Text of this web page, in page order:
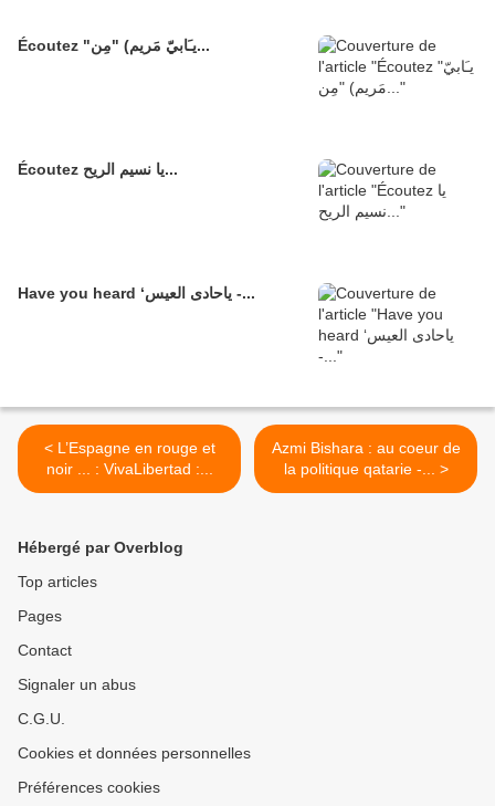
Écoutez "يـَابيّ مَريم) "مِن...
Écoutez يا نسيم الريح...
Have you heard ‘ياحادى العيس -...
< L’Espagne en rouge et
noir ... : VivaLibertad :...
Azmi Bishara : au coeur de
la politique qatarie -... >
Hébergé par Overblog
Top articles
Pages
Contact
Signaler un abus
C.G.U.
Cookies et données personnelles
Préférences cookies